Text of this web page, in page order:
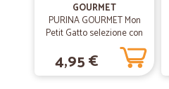
GOURMET
PURINA GOURMET Mon
Petit Gatto selezione con
Carni (Manzo, Agnello,
Vitello) Busta 6x50gr.
4,95 €